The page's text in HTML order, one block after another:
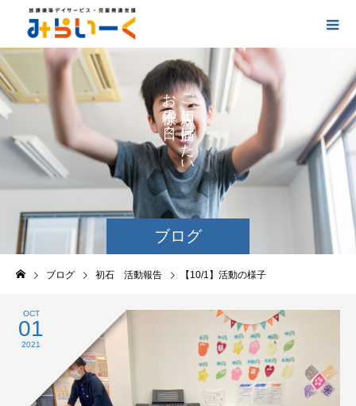
ブログ
ご
に
け
た
い
お
の
の
ブログ 初石 活動報告 【10/1】活動の様子
OCT
01
2021